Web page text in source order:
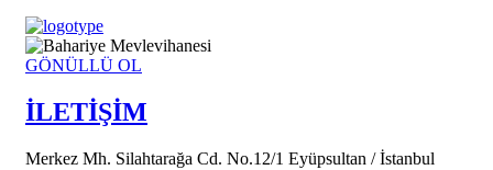
GÖNÜLLÜ OL
İLETİŞİM
Merkez Mh. Silahtarağa Cd. No.12/1 Eyüpsultan / İstanbul